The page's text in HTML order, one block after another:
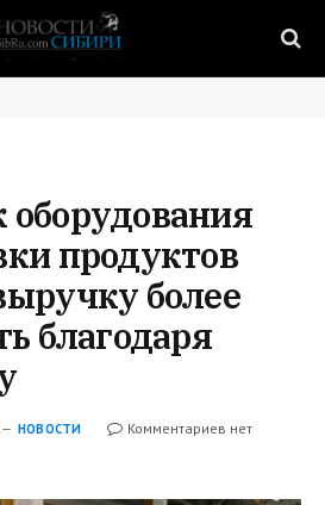
продуктов
более
благодаря
НОВОСТИ
Комментариев нет